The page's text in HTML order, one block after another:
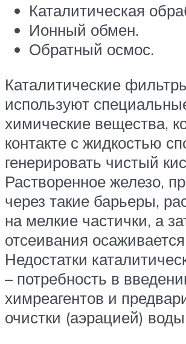
Каталитическая
Ионный обмен.
Обратный осмос.
Каталитические
используют
химические вещества,
контакте с жидкостью
генерировать чистый
Растворенное железо,
через такие барьеры,
на мелкие частички, а
отсеивания
Недостатки
– потребность в
химреагентов и
очистки (аэрацией)